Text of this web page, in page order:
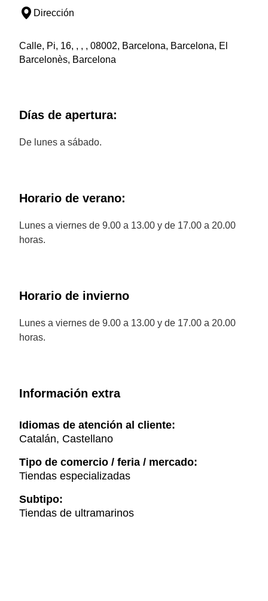
Dirección
Calle, Pi, 16, , , , 08002, Barcelona, Barcelona, El
Barcelonès, Barcelona
Días de apertura:
De lunes a sábado.
Horario de verano:
Lunes a viernes de 9.00 a 13.00 y de 17.00 a 20.00
horas.
Horario de invierno
Lunes a viernes de 9.00 a 13.00 y de 17.00 a 20.00
horas.
Información extra
Idiomas de atención al cliente:
Catalán, Castellano
Tipo de comercio / feria / mercado:
Tiendas especializadas
Subtipo:
Tiendas de ultramarinos